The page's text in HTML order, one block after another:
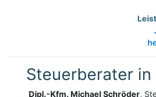
Steuerberater in
Dipl.-Kfm. Michael Schröder,